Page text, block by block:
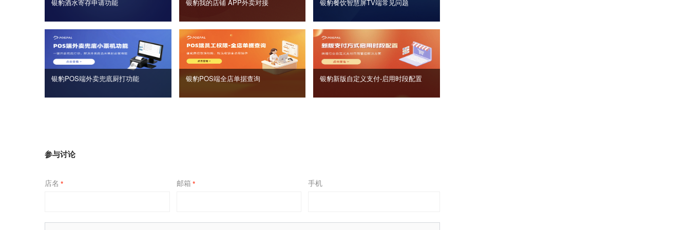
银豹酒水寄存申请功能 银豹我的店铺 APP外卖对接 银豹餐饮智慧屏TV端常见问题
银豹POS端外卖兜底厨打功能 银豹POS端全店单据查询 银豹新版自定义支付‑启用时段配置
参与讨论
店名 * 邮箱 * 手机